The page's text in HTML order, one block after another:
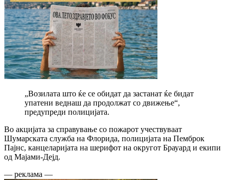
„Возилата што ќе се обидат да застанат ќе бидат
упатени веднаш да продолжат со движење“,
предупреди полицијата.
Во акцијата за справување со пожарот учествуваат
Шумарската служба на Флорида, полицијата на Пемброк
Пајнс, канцеларијата на шерифот на округот Брауард и екипи
од Мајами-Дејд.
— реклама —